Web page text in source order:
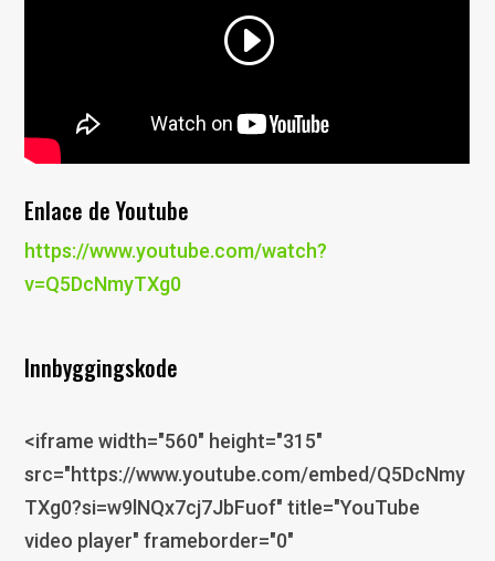
Enlace de Youtube
https://www.youtube.com/watch?
v=Q5DcNmyTXg0
Innbyggingskode
<iframe width="560" height="315"
src="https://www.youtube.com/embed/Q5DcNmy
TXg0?si=w9lNQx7cj7JbFuof" title="YouTube
video player" frameborder="0"